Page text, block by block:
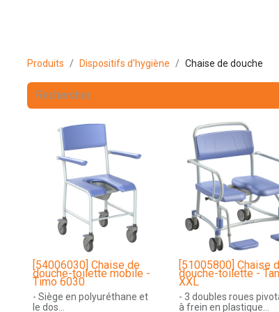
Produits Dispositifs d'hygiène Chaise de douche
[54006030] Chaise de
douche-toilette mobile -
Timo 6030
- Siège en polyuréthane et
le dos
[51005800] Chaise
douche-toilette -
XXL
- 3 doubles roues
à frein en plastique